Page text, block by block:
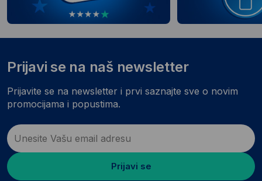
Prijavi se na naš newsletter
Prijavite se na newsletter i prvi saznajte sve o novim
promocijama i popustima.
Prijavi se